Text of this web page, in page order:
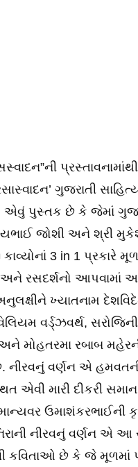
ગુજરાતી
પુસ્તક છે કે જેમાં
જોશી અને શ્રી
3 in 1 પ્રકારે
અને રસદર્શનો આપવામાં
ખ્યાતનામ
વર્ડ્ઝવર્થ,
મોહતરમા રબાબ
નીરવનું વર્ણન એ
એવી મારી દીકરી સમાન
ઉમાશંકરભાઈની
નીરવનું વર્ણન એ આ
કવિતાઓ છે કે જે મૂળમાં